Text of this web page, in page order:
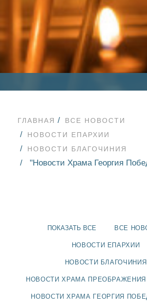
НОВОСТИ
ГЛАВНАЯ
ВСЕ НОВОСТИ
НОВОСТИ ЕПАРХИИ
НОВОСТИ БЛАГОЧИНИЯ
"Новости Храма Георгия
ПОКАЗАТЬ ВСЕ ВСЕ
НОВОСТИ ЕПАРХИИ
НОВОСТИ БЛАГОЧИНИЯ
НОВОСТИ ХРАМА ПРЕОБРАЖЕНИЯ
НОВОСТИ ХРАМА ГЕОРГИЯ